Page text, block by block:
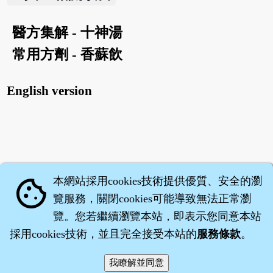
醫方集解 - 十神湯
常用方劑 - 香蘇飲
English version
‧沈藥子©2008～2026
cookie 本網站採用cookies技術提供優質、安全的瀏
覽服務，關閉cookies可能導致無法正常瀏
覽。您若繼續瀏覽本站，即表示您同意本站
採用cookies技術，並且完全接受本站的服務條款。